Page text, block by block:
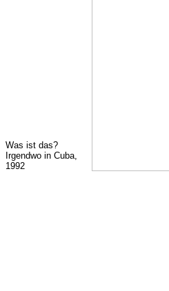
Was ist das?
Irgendwo in Cuba,
1992